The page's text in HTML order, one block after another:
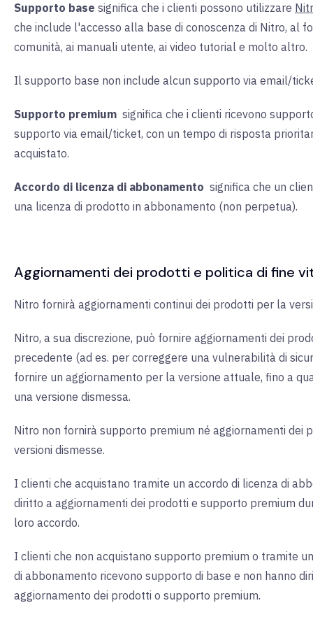
Supporto base significa che i clienti possono utilizzare
che include l'accesso alla base di conoscenza di Nitro, al
comunità, ai manuali utente, ai video tutorial e molto altro.
Il supporto base non include alcun supporto via email/
Supporto premium significa che i clienti ricevono
supporto via email/ticket, con un tempo di risposta
acquistato.
Accordo di licenza di abbonamento significa che un
una licenza di prodotto in abbonamento (non perpetua).
Aggiornamenti dei prodotti e politica di fine
Nitro fornirà aggiornamenti continui dei prodotti per la
Nitro, a sua discrezione, può fornire aggiornamenti dei
precedente (ad es. per correggere una vulnerabilità di
fornire un aggiornamento per la versione attuale, fino a
una versione dismessa.
Nitro non fornirà supporto premium né aggiornamenti dei
versioni dismesse.
I clienti che acquistano tramite un accordo di licenza di
diritto a aggiornamenti dei prodotti e supporto premium
loro accordo.
I clienti che non acquistano supporto premium o tramite
di abbonamento ricevono supporto di base e non hanno
aggiornamento dei prodotti o supporto premium.